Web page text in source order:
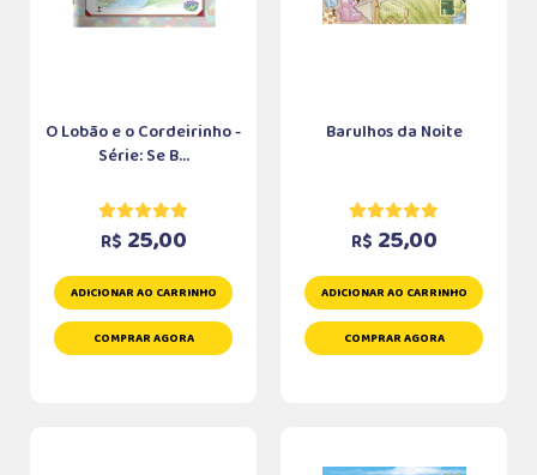
O Lobão e o Cordeirinho -
Série: Se B...
R$ 25,00
ADICIONAR AO CARRINHO
COMPRAR AGORA
Barulhos da Noite
R$ 25,00
ADICIONAR AO CARRINHO
COMPRAR AGORA